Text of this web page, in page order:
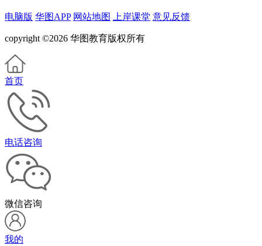
电脑版 华图APP 网站地图 上岸课堂 意见反馈
copyright ©2026 华图教育版权所有
首页
电话咨询
微信咨询
我的